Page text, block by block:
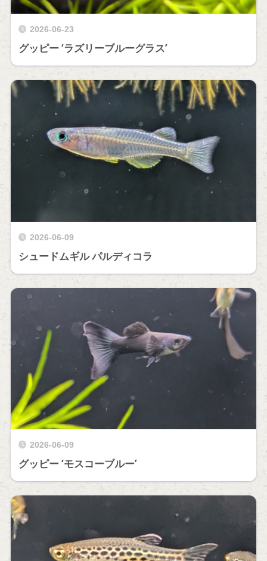
2026-06-23
グッピー ‘ラズリーブルーグラス’
2026-06-09
シュードムギル パルディコラ
2026-06-09
グッピー ‘モスコーブルー’